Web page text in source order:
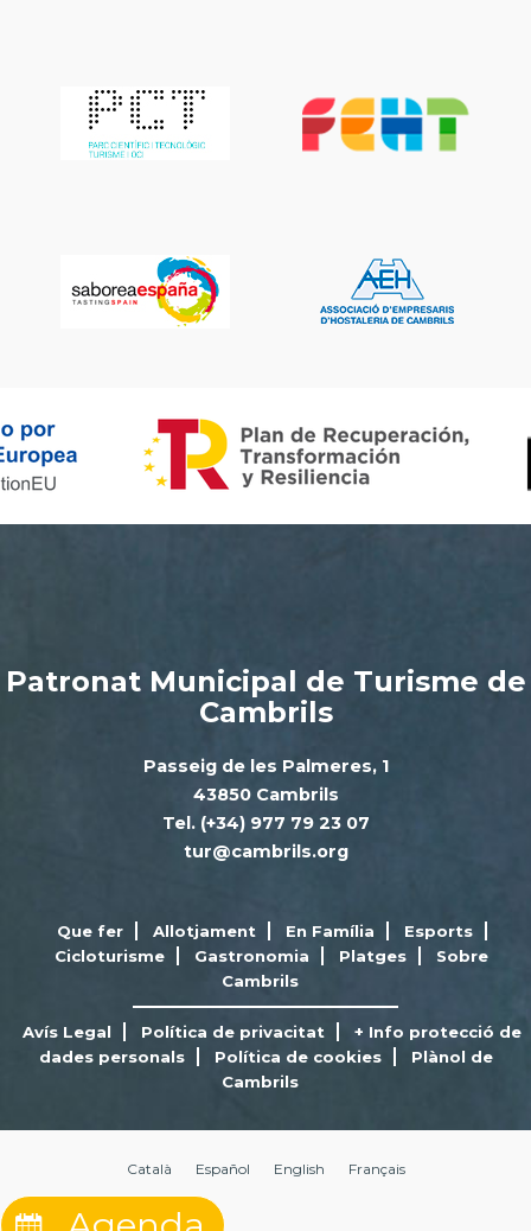
Patronat Municipal de Turisme de
Cambrils
Passeig de les Palmeres, 1
43850 Cambrils
Tel. (+34) 977 79 23 07
tur@cambrils.org
Que fer Allotjament En Família
Esports
Cicloturisme
Gastronomia Platges
Sobre
Cambrils
Avís Legal Política de privacitat
+ Info protecció de
dades personals
Política de cookies
Plànol de
Cambrils
Català Español English Français